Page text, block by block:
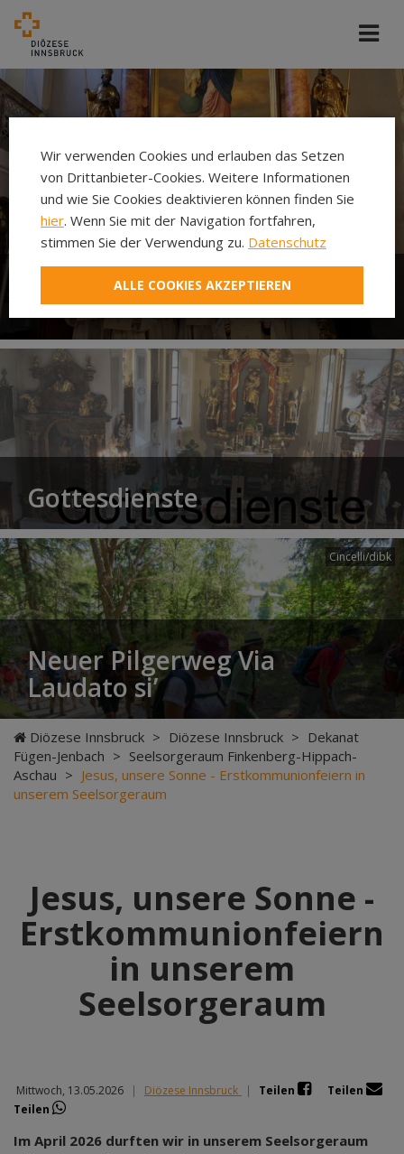
Ministrieren
Gottesdienste
Cincelli/dibk
Neuer Pilgerweg Via
Laudato si’
Diözese Innsbruck > Diözese Innsbruck > Dekanat
Fügen-Jenbach > Seelsorgeraum Finkenberg-Hippach-
Aschau > Jesus, unsere Sonne - Erstkommunionfeiern in
unserem Seelsorgeraum
Jesus, unsere Sonne -
Erstkommunionfeiern
in unserem
Seelsorgeraum
Mittwoch, 13.05.2026 | Diözese Innsbruck | Teilen
Teilen
Teilen
Im April 2026 durften wir in unserem Seelsorgeraum
Wir verwenden Cookies und erlauben das Setzen
von Drittanbieter-Cookies. Weitere Informationen
und wie Sie Cookies deaktivieren können finden Sie
hier. Wenn Sie mit der Navigation fortfahren,
stimmen Sie der Verwendung zu. Datenschutz
ALLE COOKIES AKZEPTIEREN